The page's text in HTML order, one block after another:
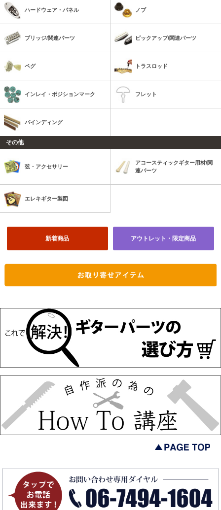
ハードウェア・パネル ノブ
ブリッジ/関連パーツ ピックアップ/関連パーツ
ペグ トラスロッド
インレイ・ポジションマーク フレット
バインディング
その他
弦・アクセサリー
アコースティックギター用材/関
連パーツ
エレキギター製図
新着商品 アウトレット・限定商品